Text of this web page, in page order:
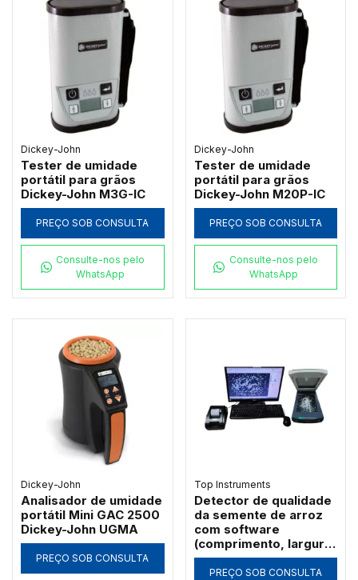
Dickey-John
Tester de umidade
portátil para grãos
Dickey-John M3G-IC
PREÇO SOB CONSULTA
Consulte-nos pelo
WhatsApp
Dickey-John
Tester de umidade
portátil para grãos
Dickey-John M20P-IC
PREÇO SOB CONSULTA
Consulte-nos pelo
WhatsApp
Dickey-John
Analisador de umidade
portátil Mini GAC 2500
Dickey-John UGMA
PREÇO SOB CONSULTA
Top Instruments
Detector de qualidade
da semente de arroz
com software
(comprimento, largura,
polimento) - TPMZ-A
PREÇO SOB CONSULTA